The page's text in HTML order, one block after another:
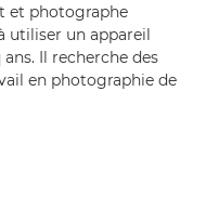
et photographe
utiliser un appareil
Il recherche des
en photographie de